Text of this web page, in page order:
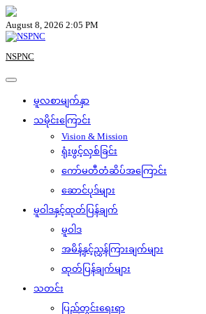
Skip
to
content
August 8, 2026 2:05 PM
NSPNC
မူလစာမျက်နှာ
သမိုင်းကြောင်း
Vision & Mission
ရုံးဖွင့်လှစ်ခြင်း
ကော်မတီတံဆိပ်အကြောင်း
ဆောင်ပုဒ်များ
မူဝါဒနှင့်ထုတ်ပြန်ချက်
မူဝါဒ
အမိန့်နှင့်ညွှန်ကြားချက်များ
ထုတ်ပြန်ချက်များ
သတင်း
ပြည်တွင်းရေးရာ